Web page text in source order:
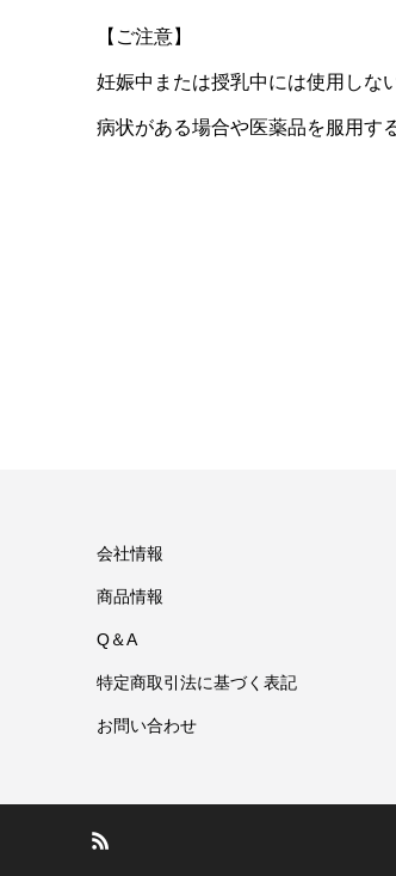
【ご注意】
妊娠中または授乳中には使用しな
病状がある場合や医薬品を服用す
会社情報
商品情報
Q＆A
特定商取引法に基づく表記
お問い合わせ